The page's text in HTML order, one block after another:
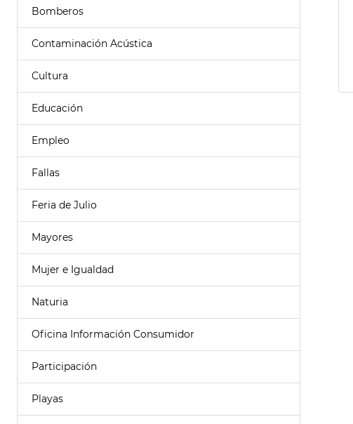
Bomberos
Contaminación Acústica
Cultura
Educación
Empleo
Fallas
Feria de Julio
Mayores
Mujer e Igualdad
Naturia
Oficina Información Consumidor
Participación
Playas